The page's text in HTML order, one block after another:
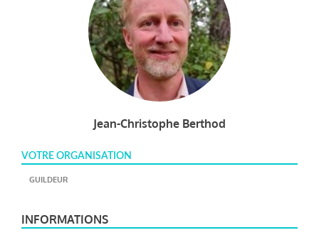
Jean-Christophe Berthod
VOTRE ORGANISATION
GUILDEUR
INFORMATIONS